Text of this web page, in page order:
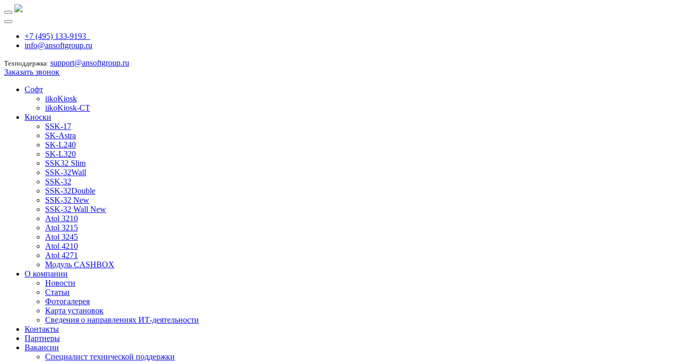
+7 (495) 133-9193
info@ansoftgroup.ru
Техподдержка: support@ansoftgroup.ru
Заказать звонок
Софт
iikoKiosk
iikoKiosk-CT
Киоски
SSK-17
SK-Astra
SK-L240
SK-L320
SSK32 Slim
SSK-32Wall
SSK-32
SSK-32Double
SSK-32 New
SSK-32 Wall New
Atol 3210
Atol 3215
Atol 3245
Atol 4210
Atol 4271
Модуль CASHBOX
О компании
Новости
Статьи
Фотогалерея
Карта установок
Сведения о направлениях ИТ-деятельности
Контакты
Партнеры
Вакансии
Специалист технической поддержки